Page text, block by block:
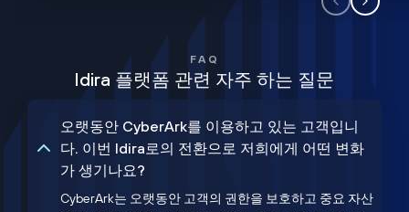
FAQ
Idira 플랫폼 관련 자주 하는 질문
오랫동안 CyberArk를 이용하고 있는 고객입니
다. 이번 Idira로의 전환으로 저희에게 어떤 변화
가 생기나요?
CyberArk는 오랫동안 고객의 권한을 보호하고 중요 자산